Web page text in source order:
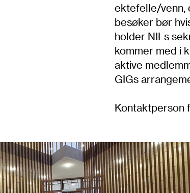
ektefelle/venn,
besøker bør
holder NILs
kommer med i
aktive
GIGs
Kontaktperson